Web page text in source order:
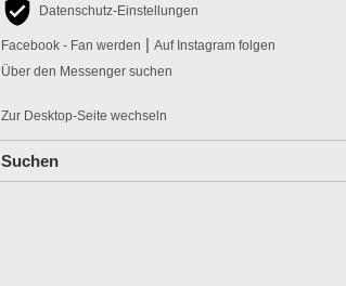
Datenschutz-Einstellungen
Facebook - Fan werden | Auf Instagram folgen
Über den Messenger suchen
Zur Desktop-Seite wechseln
Suchen